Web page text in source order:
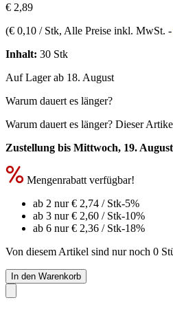
€ 2,89
(€ 0,10 / Stk, Alle Preise inkl. MwSt. -
Inhalt: 30 Stk
Auf Lager ab 18. August
Warum dauert es länger?
Warum dauert es länger? Dieser
Zustellung bis Mittwoch, 19. August
Mengenrabatt verfügbar!
ab 2 nur€ 2,74 / Stk-5%
ab 3 nur€ 2,60 / Stk-10%
ab 6 nur€ 2,36 / Stk-18%
Von diesem Artikel sind nur noch 0
In den Warenkorb